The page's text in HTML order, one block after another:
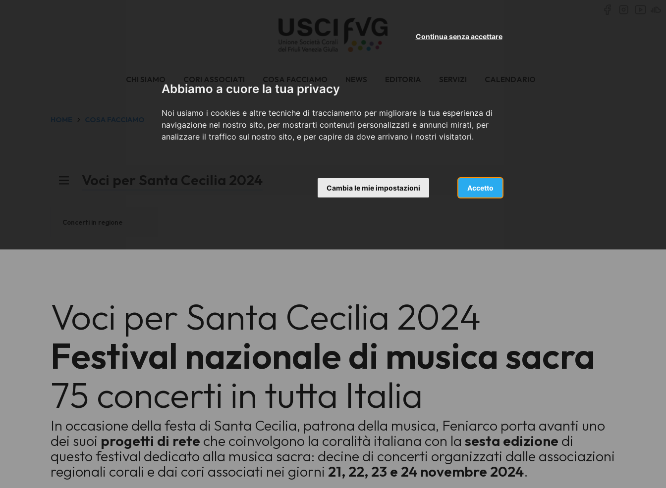
Abbiamo a cuore la tua privacy
Noi usiamo i cookies e altre tecniche di tracciamento per migliorare la tua esperienza di
navigazione nel nostro sito, per mostrarti contenuti personalizzati e annunci mirati, per
analizzare il traffico sul nostro sito, e per capire da dove arrivano i nostri visitatori.
Accetto
Continua senza accettare
Cambia le mie impostazioni
CHI SIAMO CORI ASSOCIATI COSA FACCIAMO NEWS EDITORIA SERVIZI CALENDARIO
HOME COSA FACCIAMO
Voci per Santa Cecilia 2024
Concerti in regione
Voci per Santa Cecilia 2024
Festival nazionale di musica sacra
75 concerti in tutta Italia
In occasione della festa di Santa Cecilia, patrona della musica, Feniarco porta avanti uno
dei suoi progetti di rete che coinvolgono la coralità italiana con la sesta edizione di
questo festival dedicato alla musica sacra: decine di concerti organizzati dalle associazioni
regionali corali e dai cori associati nei giorni 21, 22, 23 e 24 novembre 2024.